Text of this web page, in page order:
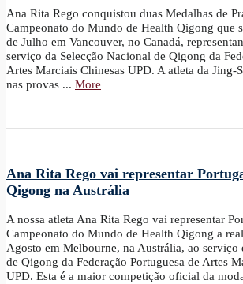
Ana Rita Rego conquistou duas Medalhas de
Campeonato do Mundo de Health Qigong que
de Julho em Vancouver, no Canadá,
serviço da Selecção Nacional de Qigong da
Artes Marciais Chinesas UPD. A atleta da Jing-
nas provas ... More
Ana Rita Rego vai representar
Qigong na Austrália
A nossa atleta Ana Rita Rego vai representar
Campeonato do Mundo de Health Qigong a
Agosto em Melbourne, na Austrália, ao serviço
de Qigong da Federação Portuguesa de Artes
UPD. Esta é a maior competição oficial da